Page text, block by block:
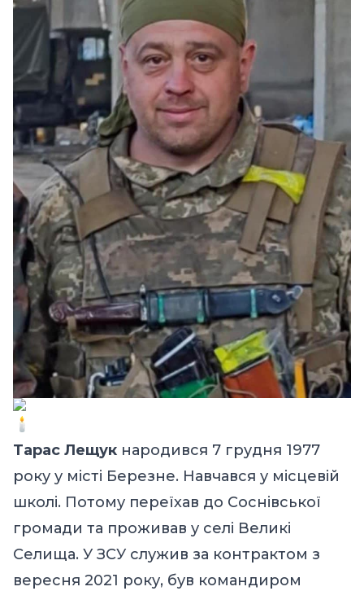
Тарас Лещук народився 7 грудня 1977
року у місті Березне. Навчався у місцевій
школі. Потому переїхав до Соснівської
громади та проживав у селі Великі
Селища. У ЗСУ служив за контрактом з
вересня 2021 року, був командиром